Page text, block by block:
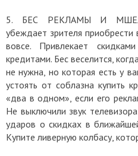
5. БЕС РЕКЛАМЫ И
убеждает зрителя
вовсе. Привлекает
кредитами. Бес веселится,
не нужна, но которая есть у
устоять от соблазна купить
«два в одном», если его
Не выключили звук
ударов о скидках в
Купите ливерную колбасу,